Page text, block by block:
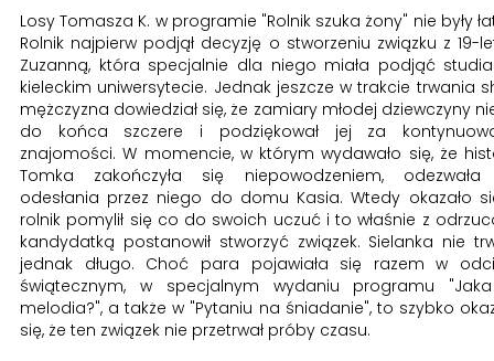
Losy Tomasza K. w programie "Rolnik szuka żony" nie były
Rolnik najpierw podjął decyzję o stworzeniu związku z 19-
Zuzanną, która specjalnie dla niego miała podjąć
kieleckim uniwersytecie. Jednak jeszcze w trakcie trwania
mężczyzna dowiedział się, że zamiary młodej dziewczyny
do końca szczere i podziękował jej za
znajomości. W momencie, w którym wydawało się, że
Tomka zakończyła się niepowodzeniem,
odesłania przez niego do domu Kasia. Wtedy okazało
rolnik pomylił się co do swoich uczuć i to właśnie z
kandydatką postanowił stworzyć związek. Sielanka nie
jednak długo. Choć para pojawiała się razem w
świątecznym, w specjalnym wydaniu programu
melodia?", a także w "Pytaniu na śniadanie", to szybko
się, że ten związek nie przetrwał próby czasu.